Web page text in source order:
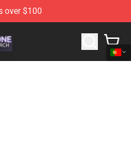
over $100
Mahone